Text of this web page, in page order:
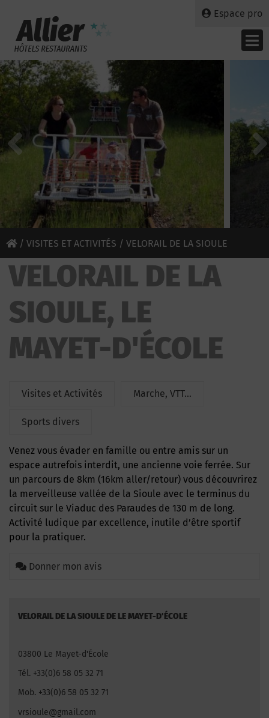
Espace pro
/ VISITES ET ACTIVITÉS / VELORAIL DE LA SIOULE
VELORAIL DE LA
SIOULE, LE
MAYET-D'ÉCOLE
Visites et Activités Marche, VTT...
Sports divers
Venez vous évader en famille ou entre amis sur un
espace autrefois interdit, une ancienne voie ferrée. Sur
un parcours de 8km (16km aller/retour) vous découvrirez
la merveilleuse vallée de la Sioule avec le terminus du
circuit sur le Viaduc des Paraudes de 130 m de long.
Activité ludique par excellence, inutile d’être sportif
pour la pratiquer.
Donner mon avis
VELORAIL DE LA SIOULE DE LE MAYET-D'ÉCOLE
03800 Le Mayet-d'École
Tél. +33(0)6 58 05 32 71
Mob. +33(0)6 58 05 32 71
vrsioule@gmail.com